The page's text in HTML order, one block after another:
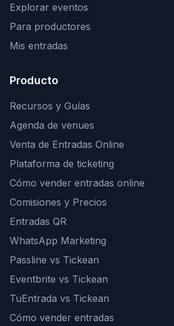
Explorar eventos
Para productores
Mis entradas
Producto
Recursos y Guías
Agenda de venues
Venta de Entradas Online
Plataforma de ticketing
Cómo vender entradas online
Comisiones y Precios
Entradas QR
WhatsApp Marketing
Passline vs Tickean
Eventbrite vs Tickean
TuEntrada vs Tickean
Cómo vender entradas